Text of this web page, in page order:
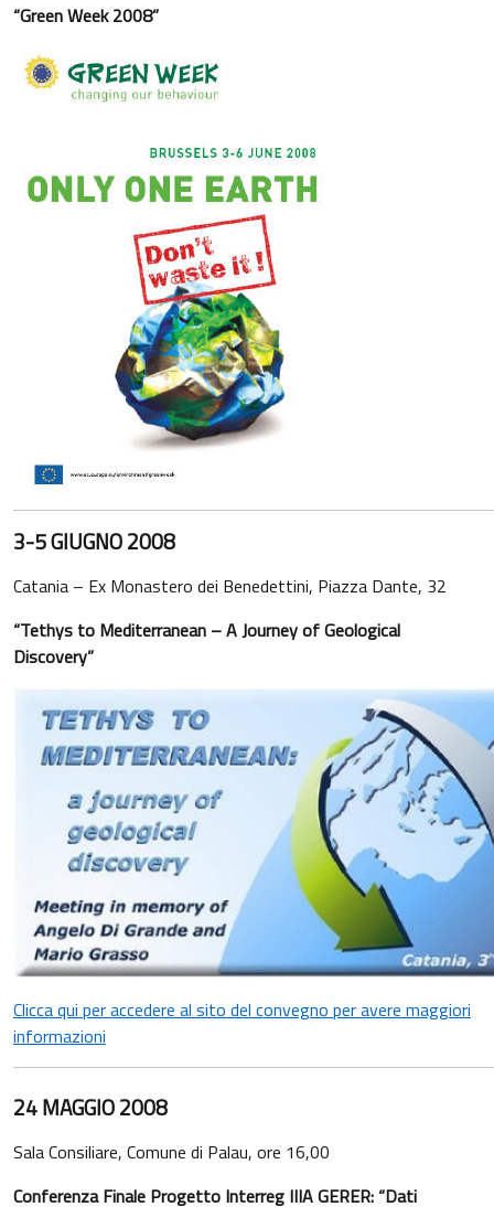
“Green Week 2008”
3-5 GIUGNO 2008
Catania – Ex Monastero dei Benedettini, Piazza Dante, 32
“Tethys to Mediterranean – A Journey of Geological
Discovery”
Clicca qui per accedere al sito del convegno per avere maggiori
informazioni
24 MAGGIO 2008
Sala Consiliare, Comune di Palau, ore 16,00
Conferenza Finale Progetto Interreg IIIA GERER: “Dati